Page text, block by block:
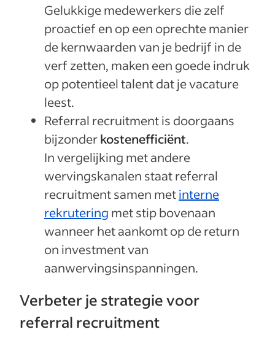
Gelukkige medewerkers die zelf
proactief en op een oprechte manier
de kernwaarden van je bedrijf in de
verf zetten, maken een goede indruk
op potentieel talent dat je vacature
leest.
Referral recruitment is doorgaans
bijzonderkostenefficiënt.
In vergelijking met andere
wervingskanalen staat referral
recruitment samen metinterne
rekrutering met stip bovenaan
wanneer het aankomt op de return
on investment van
aanwervingsinspanningen.
Verbeter je strategie voor
referral recruitment